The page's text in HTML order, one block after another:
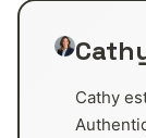
Cathy